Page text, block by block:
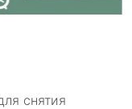
снятия